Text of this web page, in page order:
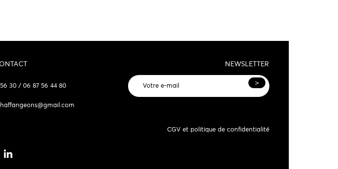
30 / 06 87 56 44 80
NEWSLETTER
>
CGV et politique de confidentialité